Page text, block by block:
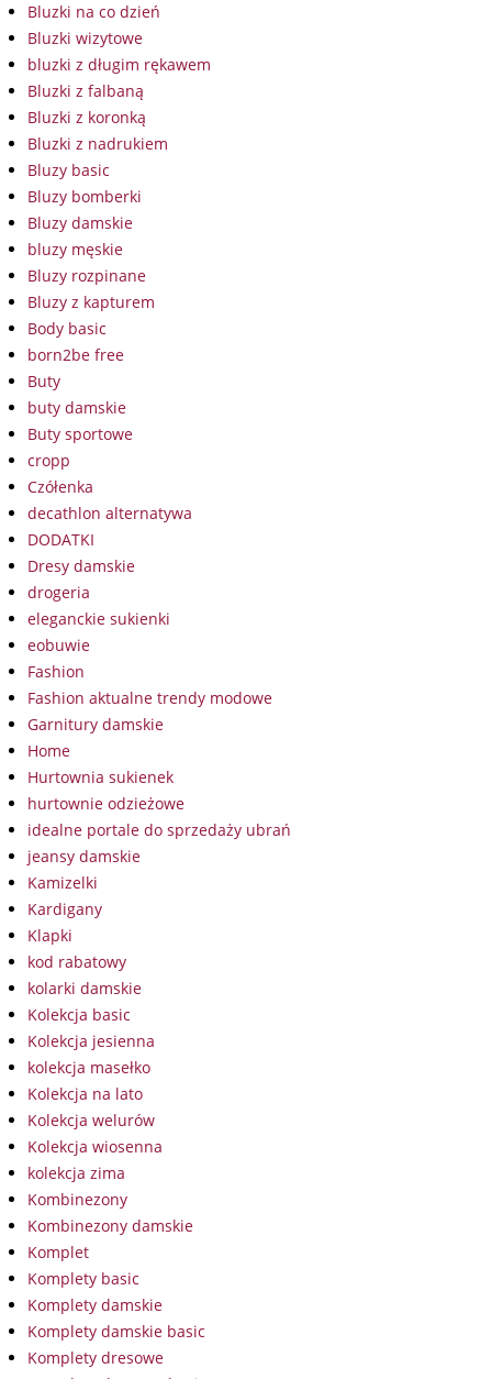
Bluzki na co dzień
Bluzki wizytowe
bluzki z długim rękawem
Bluzki z falbaną
Bluzki z koronką
Bluzki z nadrukiem
Bluzy basic
Bluzy bomberki
Bluzy damskie
bluzy męskie
Bluzy rozpinane
Bluzy z kapturem
Body basic
born2be free
Buty
buty damskie
Buty sportowe
cropp
Czółenka
decathlon alternatywa
DODATKI
Dresy damskie
drogeria
eleganckie sukienki
eobuwie
Fashion
Fashion aktualne trendy modowe
Garnitury damskie
Home
Hurtownia sukienek
hurtownie odzieżowe
idealne portale do sprzedaży ubrań
jeansy damskie
Kamizelki
Kardigany
Klapki
kod rabatowy
kolarki damskie
Kolekcja basic
Kolekcja jesienna
kolekcja masełko
Kolekcja na lato
Kolekcja welurów
Kolekcja wiosenna
kolekcja zima
Kombinezony
Kombinezony damskie
Komplet
Komplety basic
Komplety damskie
Komplety damskie basic
Komplety dresowe